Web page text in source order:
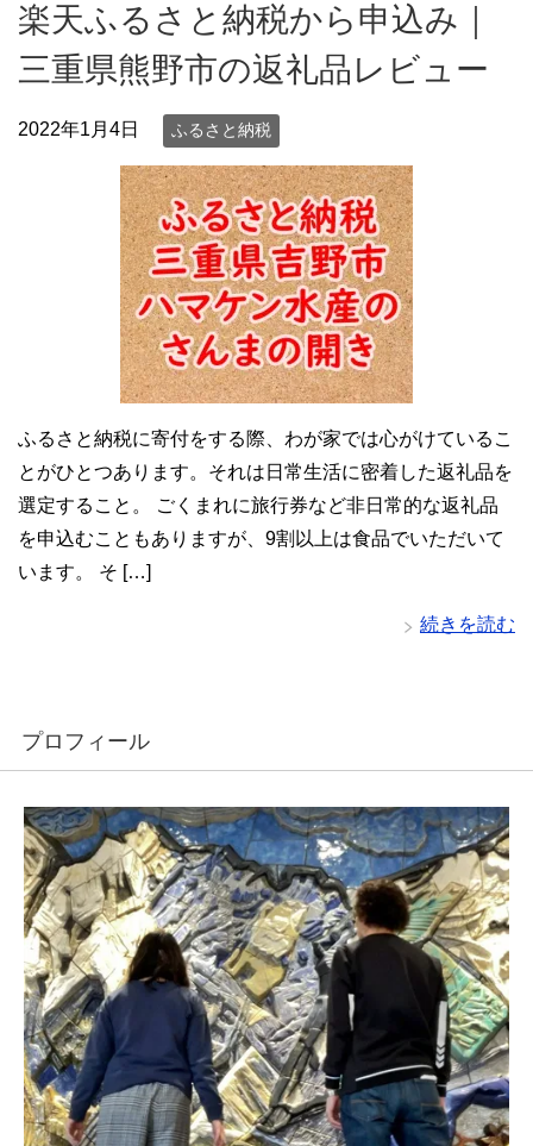
楽天ふるさと納税から申込み｜
三重県熊野市の返礼品レビュー
2022年1月4日 ふるさと納税
ふるさと納税に寄付をする際、わが家では心がけているこ
とがひとつあります。それは日常生活に密着した返礼品を
選定すること。 ごくまれに旅行券など非日常的な返礼品
を申込むこともありますが、9割以上は食品でいただいて
います。 そ […]
続きを読む
プロフィール